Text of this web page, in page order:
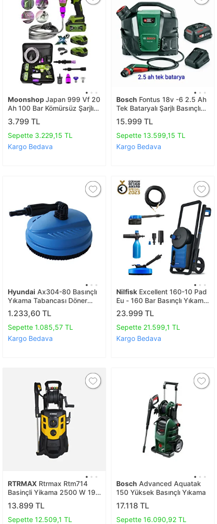
MoonshopJapan 999 Vf 20
Ah 100 Bar Kömürsüz Şarjlı
Oto Yıkama Makinesi Çift
Akülü Bahçe Yıkama
Makinasi
3.799 TL
Sepette 3.229,15 TL
Kargo Bedava
Bosch Fontus 18v -6 2.5 Ah
Tek Bataryalı Şarjlı Basınçlı
Yıkama Makinesi
15.999 TL
Sepette 13.599,15 TL
Kargo Bedava
Hyundai Ax304-80 Basınçlı
Yıkama Tabancası Döner
Zemin Yıkama Aparatı
Hyb80
1.233,60 TL
Sepette 1.085,57 TL
Kargo Bedava
Nilfisk Excellent 160-10 Pad
Eu - 160 Bar Basınçlı Yıkama
Makinası
23.999 TL
Sepette 21.599,1 TL
Kargo Bedava
RTRMAX Rtrmax Rtm714
Basinçli Yikama 2500 W 195
Bar Kovadan Su Çekme
Özelli̇ği̇
13.899 TL
Sepette 12.509,1 TL
Bosch Advanced Aquatak
150 Yüksek Basınçlı Yıkama
17.118 TL
Sepette 16.090,92 TL